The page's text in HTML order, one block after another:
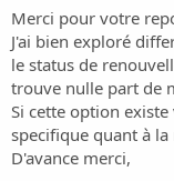
Merci pour votre
J'ai bien exploré
le status de
trouve nulle part de
Si cette option
specifique quant à
D'avance merci,